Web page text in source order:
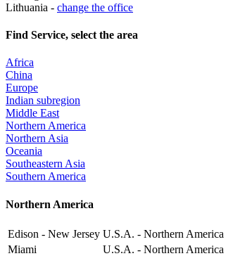
Lithuania - change the office
Find Service, select the area
Africa
China
Europe
Indian subregion
Middle East
Northern America
Northern Asia
Oceania
Southeastern Asia
Southern America
Northern America
Edison - New Jersey U.S.A. - Northern America
Miami
U.S.A. - Northern America